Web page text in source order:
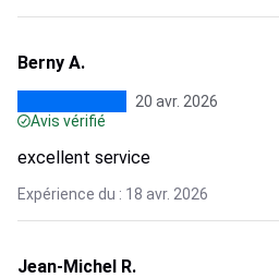
Berny A.
20 avr. 2026
Avis vérifié
excellent service
Expérience du : 18 avr. 2026
Jean-Michel R.